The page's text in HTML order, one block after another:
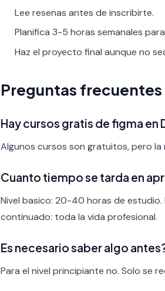
Lee resenas antes de inscribirte.
Planifica 3-5 horas semanales
Haz el proyecto final aunque no
Preguntas frecuentes
Hay cursos gratis de figma en
Algunos cursos son gratuitos, pero
Cuanto tiempo se tarda en
Nivel basico: 20-40 horas de
continuado: toda la vida profesional.
Es necesario saber algo
Para el nivel principiante no. Solo se